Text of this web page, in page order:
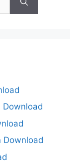
Download
Download